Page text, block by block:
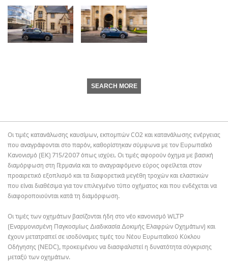
SEARCH MORE
Οι τιμές κατανάλωσης καυσίμων, εκπομπών CO2 και κατανάλωσης ενέργειας
που αναγράφονται στο παρόν, καθορίστηκαν σύμφωνα με τον Ευρωπαϊκό
Κανονισμό (ΕΚ) 715/2007 όπως ισχύει. Οι τιμές αφορούν όχημα με βασική
διαμόρφωση στη Γερμανία και το αναγραφόμενο εύρος οφείλεται στον
προαιρετικό εξοπλισμό και τα διαφορετικά μεγέθη τροχών και ελαστικών
που είναι διαθέσιμα για τον επιλεγμένο τύπο οχήματος και που ενδέχεται να
διαφοροποιούνται κατά τη διαμόρφωση.
Οι τιμές των οχημάτων βασίζονται ήδη στο νέο κανονισμό WLTP
(Εναρμονισμένη Παγκοσμίως Διαδικασία Δοκιμής Ελαφρών Οχημάτων) και
έχουν μετατραπεί σε ισοδύναμες τιμές του Νέου Ευρωπαϊκού Κύκλου
Οδήγησης (NEDC), προκειμένου να διασφαλιστεί η δυνατότητα σύγκρισης
μεταξύ των οχημάτων.